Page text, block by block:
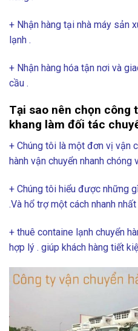
+ Nhận hàng tại nhà máy sản
lạnh .
+ Nhận hàng hóa tận nơi và
cầu .
Tại sao nên chọn công
khang làm đối tác
+ Chúng tôi là một đơn vị vận
hành vận chuyển nhanh chóng
+ Chúng tôi hiểu được những
.Và hổ trợ một cách nhanh
+ thuê containe lạnh chuyển
hợp lý . giúp khách hàng tiết